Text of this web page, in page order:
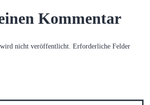
Kommentar
nicht veröffentlicht. Erforderliche Felder